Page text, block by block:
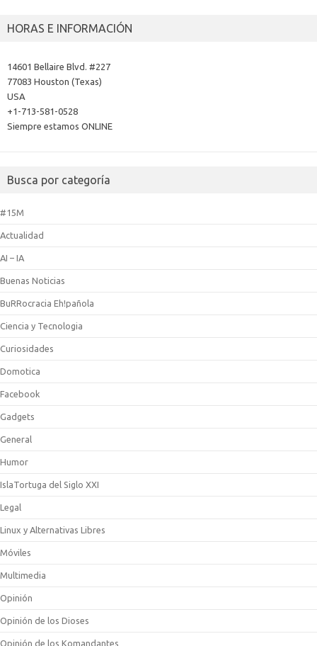
HORAS E INFORMACIÓN
14601 Bellaire Blvd. #227
77083 Houston (Texas)
USA
+1-713-581-0528
Siempre estamos ONLINE
Busca por categoría
#15M
Actualidad
AI – IA
Buenas Noticias
BuRRocracia Eh!pañola
Ciencia y Tecnologia
Curiosidades
Domotica
Facebook
Gadgets
General
Humor
IslaTortuga del Siglo XXI
Legal
Linux y Alternativas Libres
Móviles
Multimedia
Opinión
Opinión de los Dioses
Opinión de los Komandantes